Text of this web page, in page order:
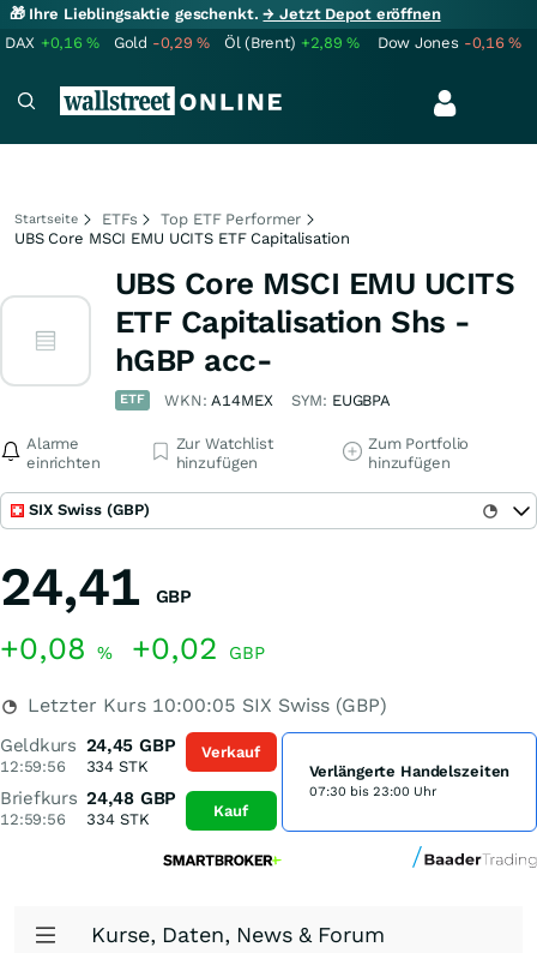
🎁 Ihre Lieblingsaktie geschenkt.→ Jetzt Depot eröffnen
DAX +0,16% Gold -0,29% Öl (Brent) +2,89% Dow Jones -0,16%
Startseite ETFs
Top ETF Performer
UBS Core MSCI EMU UCITS ETF Capitalisation
UBS Core MSCI EMU UCITS
ETF Capitalisation Shs -
hGBP acc-
ETF WKN:A14MEX SYM: EUGBPA
Alarme
einrichten
Zur Watchlist
hinzufügen
Zum Portfolio
hinzufügen
SIX Swiss (GBP)
24,41 GBP
+0,08 % +0,02 GBP
Letzter Kurs 10:00:05 SIX Swiss (GBP)
Geldkurs
12:59:56
24,45 GBP
334 STK
Briefkurs
12:59:56
24,48 GBP
334STK
Verkauf
Kauf
Verlängerte Handelszeiten
07:30 bis 23:00 Uhr
Kurse, Daten, News & Forum